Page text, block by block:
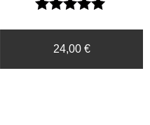
sur 5
24,00 €